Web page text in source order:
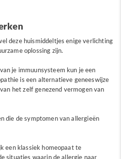
deze huismiddeltjes enige verlichting
oplossing zijn.
je immuunsysteem kun je een
is een alternatieve geneeswijze
het zelf genezend vermogen van
die de symptomen van allergieën
een klassiek homeopaat te
situaties waarin de allergie naar